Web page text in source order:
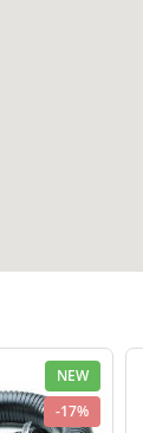
NEW
-17%